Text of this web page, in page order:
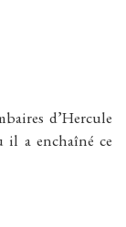
d’Hercule
il a enchaîné ce